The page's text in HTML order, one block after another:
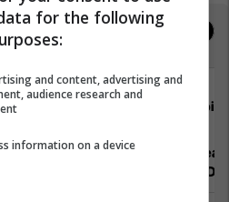
(UX/UI) 4-
cpit
Senior
.NET) 4-
for the following
and content, advertising and
audience research and
information on a device